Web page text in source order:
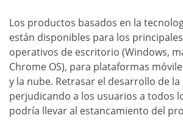
Los productos basados en la
están disponibles para los
operativos de escritorio (Windows,
Chrome OS), para plataformas
y la nube. Retrasar el desarrollo de
perjudicando a los usuarios a todos
podría llevar al estancamiento del